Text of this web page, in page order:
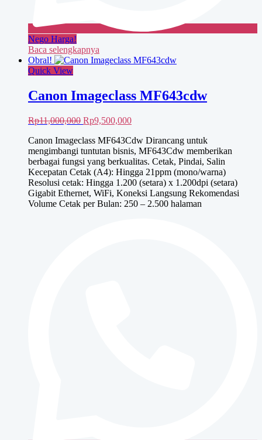
Nego Harga!
Baca selengkapnya
Obral!
Quick View
Canon Imageclass MF643cdw
Rp11,000,000 Harga
adalah:
Rp11,000,000.
Rp9,500,000Harga
ini
adalah:
Rp9,500,000.
Canon Imageclass MF643Cdw Dirancang untuk
mengimbangi tuntutan bisnis, MF643Cdw memberikan
berbagai fungsi yang berkualitas. Cetak, Pindai, Salin
Kecepatan Cetak (A4): Hingga 21ppm (mono/warna)
Resolusi cetak: Hingga 1.200 (setara) x 1.200dpi (setara)
Gigabit Ethernet, WiFi, Koneksi Langsung Rekomendasi
Volume Cetak per Bulan: 250 – 2.500 halaman